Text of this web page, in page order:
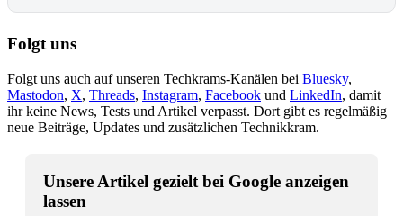
Folgt uns
Folgt uns auch auf unseren Techkrams-Kanälen bei Bluesky,
Mastodon, X, Threads, Instagram, Facebook und LinkedIn, damit
ihr keine News, Tests und Artikel verpasst. Dort gibt es regelmäßig
neue Beiträge, Updates und zusätzlichen Technikkram.
Unsere Artikel gezielt bei Google anzeigen
lassen